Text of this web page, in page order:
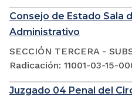
Consejo de Estado Sala
Administrativo
SECCIÓN TERCERA -
Radicación: 11001-03-15-
Juzgado 04 Penal del